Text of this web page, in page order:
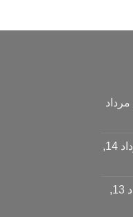
مرداد
مرداد 14,
مرداد 13,